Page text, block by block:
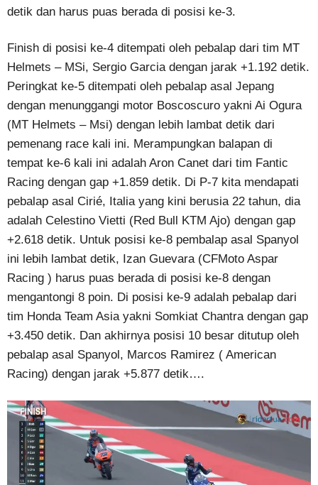
detik dan harus puas berada di posisi ke-3.
Finish di posisi ke-4 ditempati oleh pebalap dari tim MT
Helmets – MSi, Sergio Garcia dengan jarak +1.192 detik.
Peringkat ke-5 ditempati oleh pebalap asal Jepang
dengan menunggangi motor Boscoscuro yakni Ai Ogura
(MT Helmets – Msi) dengan lebih lambat detik dari
pemenang race kali ini. Merampungkan balapan di
tempat ke-6 kali ini adalah Aron Canet dari tim Fantic
Racing dengan gap +1.859 detik. Di P-7 kita mendapati
pebalap asal Cirié, Italia yang kini berusia 22 tahun, dia
adalah Celestino Vietti (Red Bull KTM Ajo) dengan gap
+2.618 detik. Untuk posisi ke-8 pembalap asal Spanyol
ini lebih lambat detik, Izan Guevara (CFMoto Aspar
Racing ) harus puas berada di posisi ke-8 dengan
mengantongi 8 poin. Di posisi ke-9 adalah pebalap dari
tim Honda Team Asia yakni Somkiat Chantra dengan gap
+3.450 detik. Dan akhirnya posisi 10 besar ditutup oleh
pebalap asal Spanyol, Marcos Ramirez ( American
Racing) dengan jarak +5.877 detik….